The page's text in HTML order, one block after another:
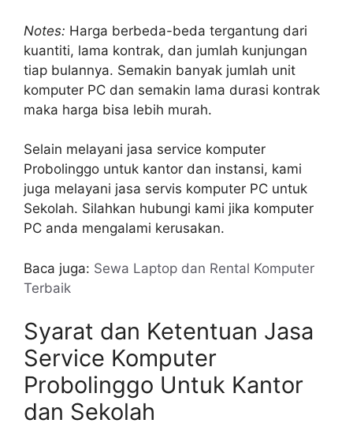
Notes: Harga berbeda-beda tergantung dari
kuantiti, lama kontrak, dan jumlah kunjungan
tiap bulannya. Semakin banyak jumlah unit
komputer PC dan semakin lama durasi kontrak
maka harga bisa lebih murah.
Selain melayani jasa service komputer
Probolinggo untuk kantor dan instansi, kami
juga melayani jasa servis komputer PC untuk
Sekolah. Silahkan hubungi kami jika komputer
PC anda mengalami kerusakan.
Baca juga: Sewa Laptop dan Rental Komputer
Terbaik
Syarat dan Ketentuan Jasa
Service Komputer
Probolinggo Untuk Kantor
dan Sekolah